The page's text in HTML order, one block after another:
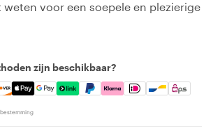
weten voor een soepele en plezierige
zijn beschikbaar?
Amex, Discover, Apple Pay, Google